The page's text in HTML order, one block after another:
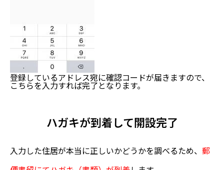
登録しているアドレス宛に確認コードが届きますので、
こちらを入力すれば完了となります。
ハガキが到着して開設完了
入力した住居が本当に正しいかどうかを調べるため、 郵